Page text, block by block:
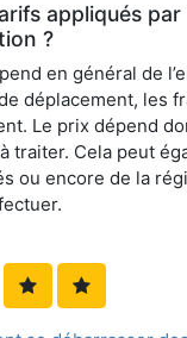
appliqués
?
en général de
déplacement, les
Le prix dépend
traiter. Cela peut
ou encore de la